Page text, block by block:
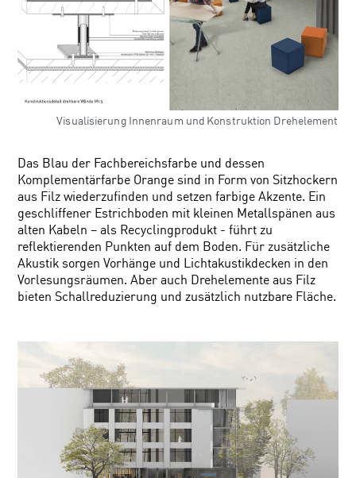
Visualisierung Innenraum und Konstruktion Drehelement
Das Blau der Fachbereichsfarbe und dessen
Komplementärfarbe Orange sind in Form von Sitzhockern
aus Filz wiederzufinden und setzen farbige Akzente. Ein
geschliffener Estrichboden mit kleinen Metallspänen aus
alten Kabeln – als Recyclingprodukt - führt zu
reflektierenden Punkten auf dem Boden. Für zusätzliche
Akustik sorgen Vorhänge und Lichtakustikdecken in den
Vorlesungsräumen. Aber auch Drehelemente aus Filz
bieten Schallreduzierung und zusätzlich nutzbare Fläche.